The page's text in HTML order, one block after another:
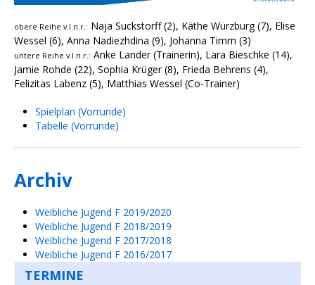
obere Reihe v.l.n.r.: Naja Suckstorff (2), Käthe Würzburg (7), Elise
Wessel (6), Anna Nadiezhdina (9), Johanna Timm (3)
untere Reihe v.l.n.r.: Anke Lander (Trainerin), Lara Bieschke (14),
Jamie Rohde (22), Sophia Krüger (8), Frieda Behrens (4),
Felizitas Labenz (5), Matthias Wessel (Co-Trainer)
Spielplan (Vorrunde)
Tabelle (Vorrunde)
Archiv
Weibliche Jugend F 2019/2020
Weibliche Jugend F 2018/2019
Weibliche Jugend F 2017/2018
Weibliche Jugend F 2016/2017
TERMINE